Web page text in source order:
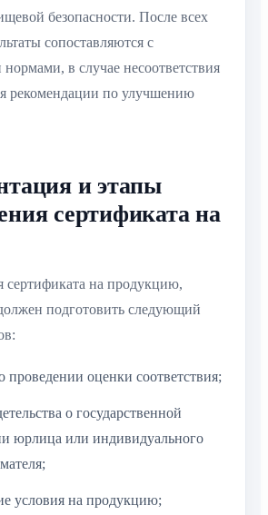
безопасности. После всех
сопоставляются с
в случае несоответствия
рекомендации по улучшению
и этапы
сертификата на
сертификата на продукцию,
подготовить следующий
проведении оценки соответствия;
о государственной
юрлица или индивидуального
условия на продукцию;